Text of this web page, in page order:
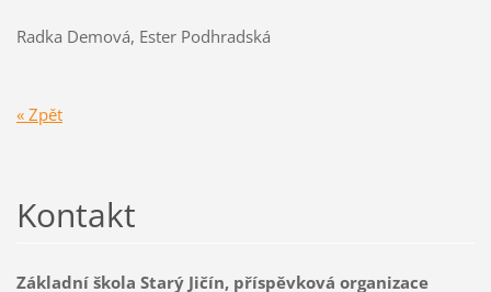
Radka Demová, Ester Podhradská
« Zpět
Kontakt
Základní škola Starý Jičín, příspěvková organizace